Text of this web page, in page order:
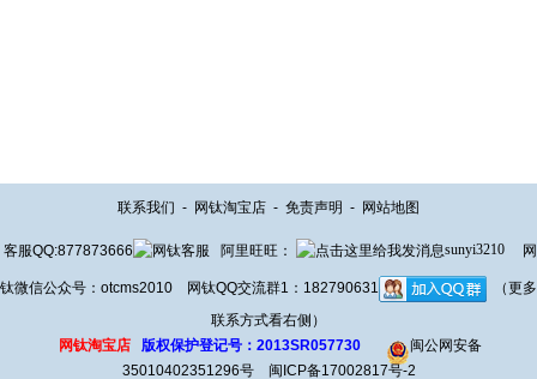
联系我们 - 网钛淘宝店 - 免责声明 - 网站地图
客服QQ:877873666 阿里旺旺： sunyi3210 网
钛微信公众号：otcms2010 网钛QQ交流群1：182790631
（更多
联系方式看右侧）
网钛淘宝店
版权保护登记号：2013SR057730
闽公网安备
35010402351296号
闽ICP备17002817号-2